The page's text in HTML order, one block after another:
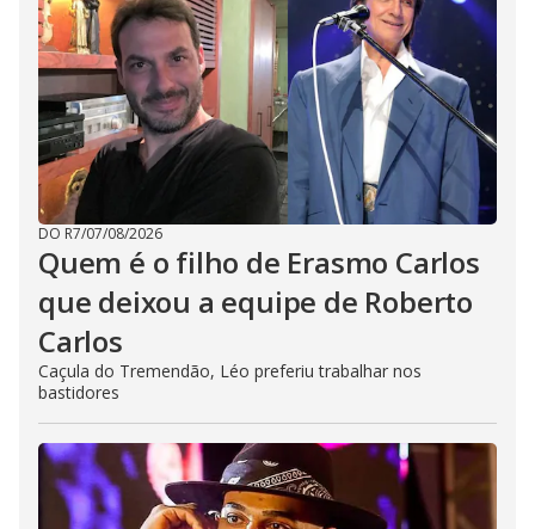
DO R7/07/08/2026
Quem é o filho de Erasmo Carlos
que deixou a equipe de Roberto
Carlos
Caçula do Tremendão, Léo preferiu trabalhar nos
bastidores